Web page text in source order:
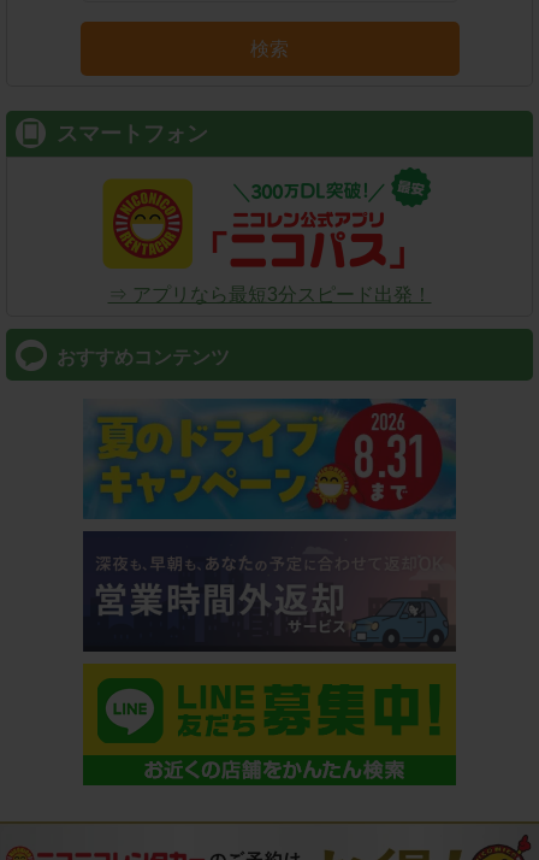
検索
スマートフォン
⇒ アプリなら最短3分スピード出発！
おすすめコンテンツ